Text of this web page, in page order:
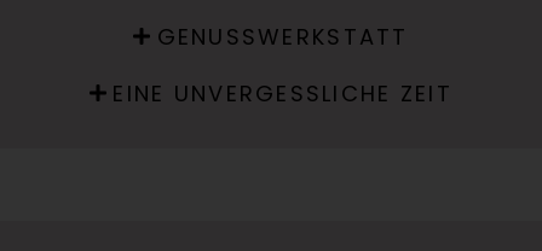
GENUSSWERKSTATT
EINE UNVERGESSLICHE ZEIT